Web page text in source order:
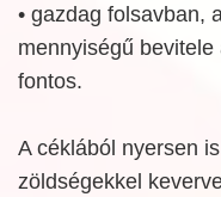
• gazdag folsavban,
mennyiségű
fontos.
A céklából nyersen
zöldségekkel